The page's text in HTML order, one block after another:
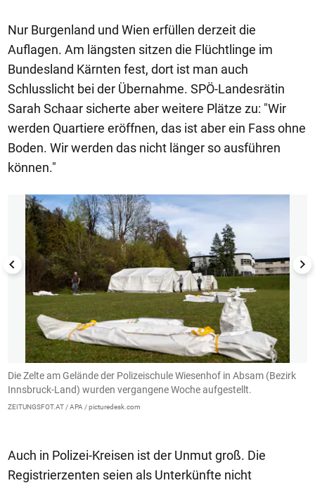
Nur Burgenland und Wien erfüllen derzeit die
Auflagen. Am längsten sitzen die Flüchtlinge im
Bundesland Kärnten fest, dort ist man auch
Schlusslicht bei der Übernahme. SPÖ-Landesrätin
Sarah Schaar sicherte aber weitere Plätze zu: "Wir
werden Quartiere eröffnen, das ist aber ein Fass ohne
Boden. Wir werden das nicht länger so ausführen
können."
1/5
Die Zelte am Gelände der Polizeischule Wiesenhof in Absam (Bezirk
Innsbruck-Land) wurden vergangene Woche aufgestellt.
ZEITUNGSFOT.AT / APA / picturedesk.com
Auch in Polizei-Kreisen ist der Unmut groß. Die
Registrierzenten seien als Unterkünfte nicht